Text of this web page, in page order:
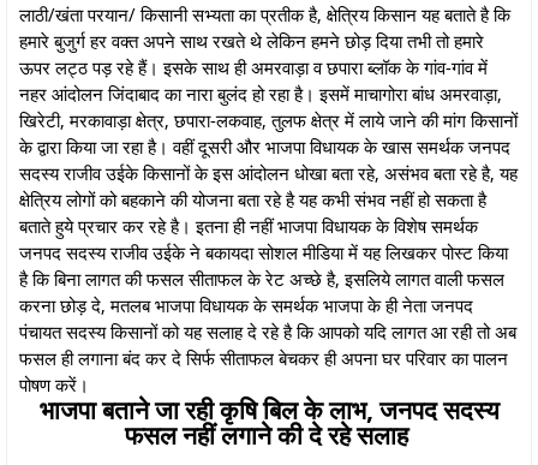
लाठी/खंता परयान/ किसानी सभ्यता का प्रतीक है, क्षेत्रिय किसान यह बताते है कि
हमारे बुजुर्ग हर वक्त अपने साथ रखते थे लेकिन हमने छोड़ दिया तभी तो हमारे
ऊपर लट्ठ पड़ रहे हैं। इसके साथ ही अमरवाड़ा व छपारा ब्लॉक के गांव-गांव में
नहर आंदोलन जिंदाबाद का नारा बुलंद हो रहा है। इसमें माचागोरा बांध अमरवाड़ा,
खिरेटी, मरकावाड़ा क्षेत्र, छपारा-लकवाह, तुलफ क्षेत्र में लाये जाने की मांग किसानों
के द्वारा किया जा रहा है। वहीं दूसरी और भाजपा विधायक के खास समर्थक जनपद
सदस्य राजीव उईके किसानों के इस आंदोलन धोखा बता रहे, असंभव बता रहे है, यह
क्षेत्रिय लोगों को बहकाने की योजना बता रहे है यह कभी संभव नहीं हो सकता है
बताते हुये प्रचार कर रहे है। इतना ही नहीं भाजपा विधायक के विशेष समर्थक
जनपद सदस्य राजीव उईके ने बकायदा सोशल मीडिया में यह लिखकर पोस्ट किया
है कि बिना लागत की फसल सीताफल के रेट अच्छे है, इसलिये लागत वाली फसल
करना छोड़ दे, मतलब भाजपा विधायक के समर्थक भाजपा के ही नेता जनपद
पंचायत सदस्य किसानों को यह सलाह दे रहे है कि आपको यदि लागत आ रही तो अब
फसल ही लगाना बंद कर दे सिर्फ सीताफल बेचकर ही अपना घर परिवार का पालन
पोषण करें।
भाजपा बताने जा रही कृषि बिल के लाभ, जनपद सदस्य
फसल नहीं लगाने की दे रहे सलाह